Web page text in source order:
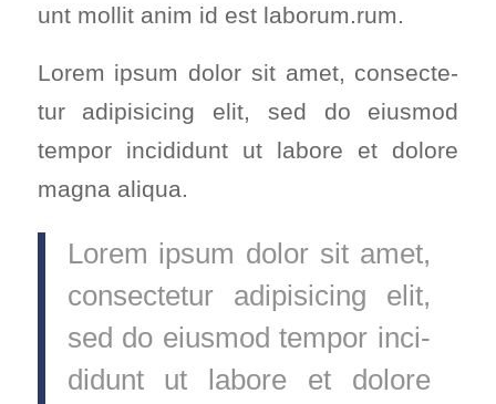
unt mol­lit anim id est laborum.rum.
Lorem ipsum dolor sit amet, con­sec­te­
tur adi­pi­si­cing elit, sed do eius­mod
tem­por inci­didunt ut labo­re et dolo­re
magna ali­qua.
Lorem ipsum dolor sit amet,
con­sec­te­tur adi­pi­si­cing elit,
sed do eius­mod tem­por inci­
didunt ut labo­re et dolo­re